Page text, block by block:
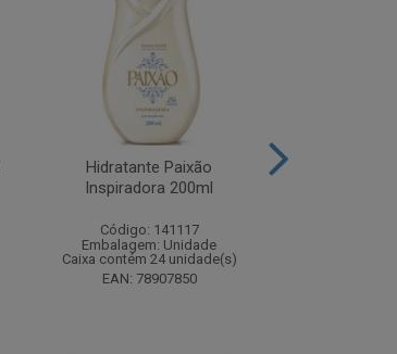
Hidratante Paixão
Inspiradora 200ml
Código: 141117
Embalagem: Unidade
Caixa contém 24 unidade(s)
EAN: 78907850